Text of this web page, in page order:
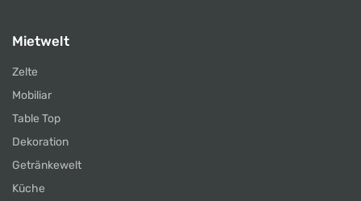
Mietwelt
Zelte
Mobiliar
Table Top
Dekoration
Getränkewelt
Küche